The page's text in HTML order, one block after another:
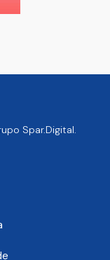
Spar.Digital.